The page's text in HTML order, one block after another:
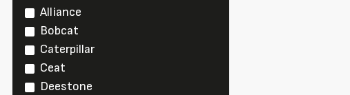
Alliance
Bobcat
Caterpillar
Ceat
Deestone